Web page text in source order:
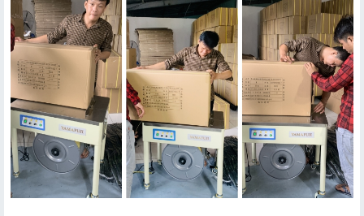
a. Thiết kế gọn gàng – bền chắc – tối ưu thao tác
b. Tính năng nổi bật của máy đóng đai Yamafuji SM10T